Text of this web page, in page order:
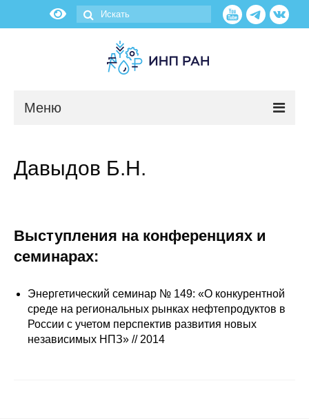
Меню
Научные подразделения
Сотрудники
Отчетность
Давыдов Б.Н.
Выступления на конференциях и
семинарах:
Энергетический семинар № 149: «О конкурентной
среде на региональных рынках нефтепродуктов в
России с учетом перспектив развития новых
независимых НПЗ» // 2014